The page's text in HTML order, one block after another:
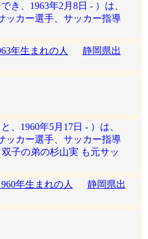
き、1963年2月8日 - ）は、
ッカー選手、サッカー指導
年生まれの人
静岡県出
、1960年5月17日 - ）は、
ッカー選手、サッカー指導
子の弟の杉山実 も元サッ
年生まれの人
静岡県出